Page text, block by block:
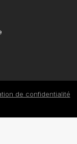
de confidentialité